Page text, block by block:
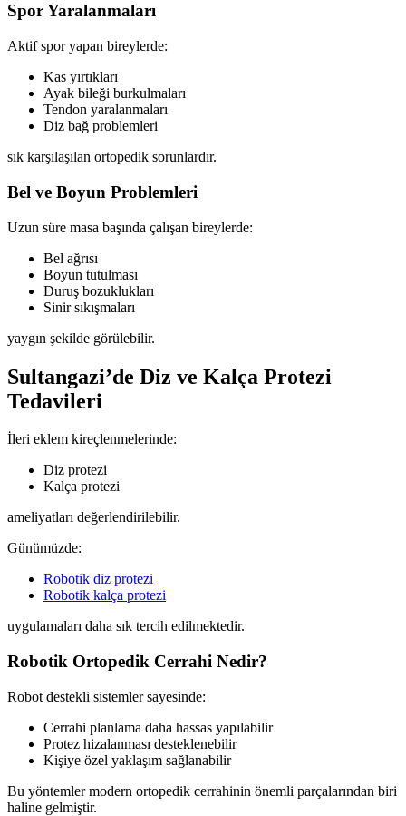
Spor Yaralanmaları
Aktif spor yapan bireylerde:
Kas yırtıkları
Ayak bileği burkulmaları
Tendon yaralanmaları
Diz bağ problemleri
sık karşılaşılan ortopedik sorunlardır.
Bel ve Boyun Problemleri
Uzun süre masa başında çalışan bireylerde:
Bel ağrısı
Boyun tutulması
Duruş bozuklukları
Sinir sıkışmaları
yaygın şekilde görülebilir.
Sultangazi’de Diz ve Kalça Protezi
Tedavileri
İleri eklem kireçlenmelerinde:
Diz protezi
Kalça protezi
ameliyatları değerlendirilebilir.
Günümüzde:
Robotik diz protezi
Robotik kalça protezi
uygulamaları daha sık tercih edilmektedir.
Robotik Ortopedik Cerrahi Nedir?
Robot destekli sistemler sayesinde:
Cerrahi planlama daha hassas yapılabilir
Protez hizalanması desteklenebilir
Kişiye özel yaklaşım sağlanabilir
Bu yöntemler modern ortopedik cerrahinin önemli parçalarından biri
haline gelmiştir.